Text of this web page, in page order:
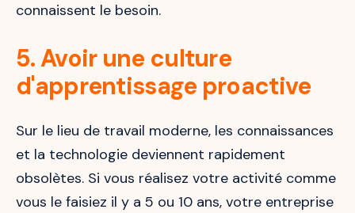
connaissent le besoin.
5. Avoir une culture
d'apprentissage proactive
Sur le lieu de travail moderne, les connaissances
et la technologie deviennent rapidement
obsolètes. Si vous réalisez votre activité comme
vous le faisiez il y a 5 ou 10 ans, votre entreprise